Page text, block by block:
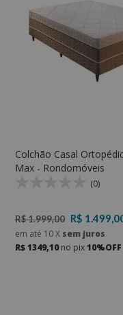
Colchão Casal
Max - Rondomóveis
(0)
R$ 1.999,00 R$
em até 10X sem juros
R$ 1349,10no pix10%OFF